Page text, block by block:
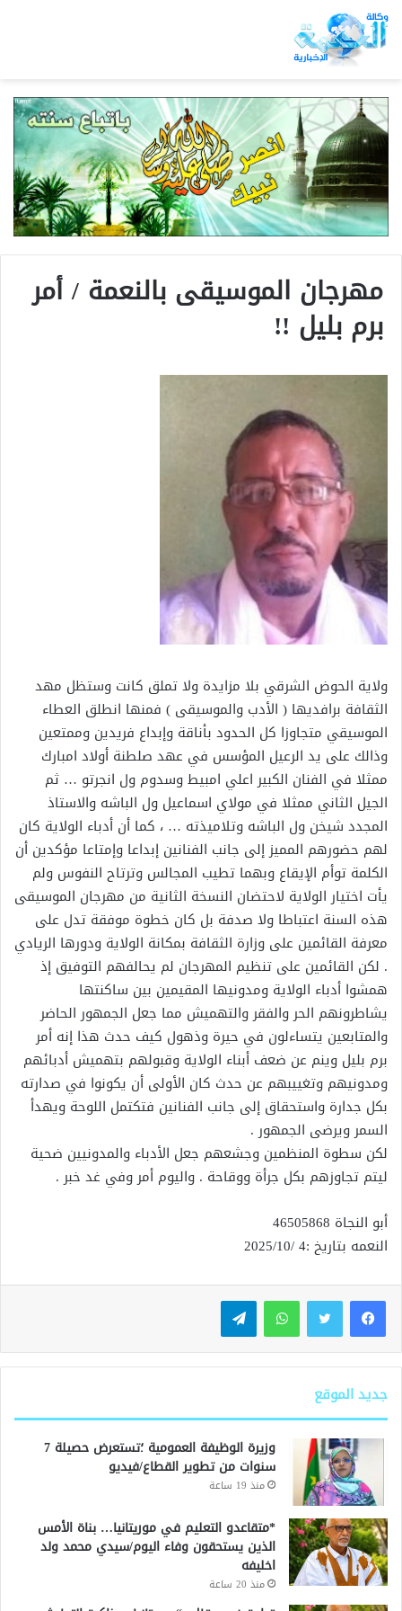
مهرجان الموسيقى بالنعمة / أمر
برم بليل !!
ولاية الحوض الشرقي بلا مزايدة ولا تملق كانت وستظل مهد
الثقافة برافديها ( الأدب والموسيقى ) فمنها انطلق العطاء
الموسيقي متجاوزا كل الحدود بأناقة وإبداع فريدين وممتعين
وذالك على يد الرعيل المؤسس في عهد صلطنة أولاد امبارك
ممثلا في الفنان الكبير اعلي امبيط وسدوم ول انجرتو … ثم
الجيل الثاني ممثلا في مولاي اسماعيل ول الباشه والاستاذ
المجدد شيخن ول الباشه وتلاميذته … ، كما أن أدباء الولاية كان
لهم حضورهم المميز إلى جانب الفنانين إبداعا وإمتاعا مؤكدين أن
الكلمة توأم الإيقاع وبهما تطيب المجالس وترتاح النفوس ولم
يأت اختيار الولاية لاحتضان النسخة الثانية من مهرجان الموسيقى
هذه السنة اعتباطا ولا صدفة بل كان خطوة موفقة تدل على
معرفة القائمين على وزارة الثقافة بمكانة الولاية ودورها الريادي
. لكن القائمين على تنظيم المهرجان لم يحالفهم التوفيق إذ
همشوا أدباء الولاية ومدونيها المقيمين بين ساكنتها
يشاطرونهم الحر والفقر والتهميش مما جعل الجمهور الحاضر
والمتابعين يتساءلون في حيرة وذهول كيف حدث هذا إنه أمر
برم بليل وينم عن ضعف أبناء الولاية وقبولهم بتهميش أدبائهم
ومدونيهم وتغييبهم عن حدث كان الأولى أن يكونوا في صدارته
بكل جدارة واستحقاق إلى جانب الفنانين فتكتمل اللوحة ويهدأ
السمر ويرضى الجمهور .
لكن سطوة المنظمين وجشعهم جعل الأدباء والمدونيين ضحية
ليتم تجاوزهم بكل جرأة ووقاحة . واليوم أمر وفي غد خبر .
أبو النجاة 46505868
النعمه بتاريخ :4 /2025/10
واتساب تيلقرام
جديد الموقع
وزيرة الوظيفة العمومية ؛تستعرض حصيلة 7
سنوات من تطوير القطاع/فيديو
منذ 19 ساعة
*متقاعدو التعليم في موريتانيا… بناة الأمس
الذين يستحقون وفاء اليوم/سيدي محمد ولد
اخليفه
منذ 20 ساعة